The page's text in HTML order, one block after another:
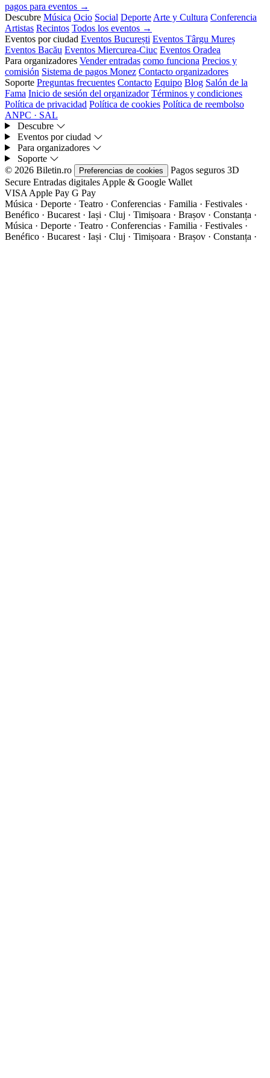
pagos para eventos →
Descubre Música Ocio Social Deporte Arte y Cultura Conferencia
Artistas Recintos Todos los eventos →
Eventos por ciudad Eventos București Eventos Târgu Mureș
Eventos Bacău Eventos Miercurea-Ciuc Eventos Oradea
Para organizadores Vender entradas como funciona Precios y
comisión Sistema de pagos Monez Contacto organizadores
Soporte Preguntas frecuentes Contacto Equipo Blog Salón de la
Fama Inicio de sesión del organizador Términos y condiciones
Política de privacidad Política de cookies Política de reembolso
ANPC · SAL
Descubre
Eventos por ciudad
Para organizadores
Soporte
© 2026 Biletin.ro
Preferencias de cookies Pagos seguros 3D
Secure Entradas digitales Apple & Google Wallet
VISA Apple Pay G Pay
Música · Deporte · Teatro · Conferencias · Familia · Festivales ·
Benéfico · Bucarest · Iași · Cluj · Timișoara · Brașov · Constanța ·
Música · Deporte · Teatro · Conferencias · Familia · Festivales ·
Benéfico · Bucarest · Iași · Cluj · Timișoara · Brașov · Constanța ·